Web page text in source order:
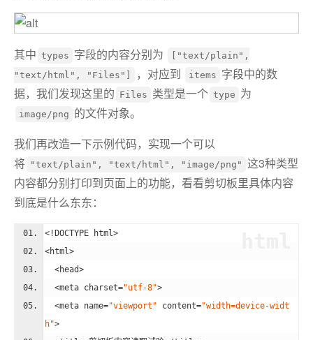
其中 types 字段的内容分别为
["text/plain",
"text/html", "Files"]
，对应到 items 字段中的数
据，我们发现这里的 Files 类型是一个 type 为
image/png 的文件对象。
我们再改造一下示例代码，实现一个可以
将 "text/plain", "text/html", "image/png" 这3种类型
内容都分别打印到页面上的功能，看看剪切板里具体内容
到底是什么东东：
<!DOCTYPE html>
<html>
<head>
<meta charset="utf-8">
<meta name="viewport" content="width=device-widt
h">